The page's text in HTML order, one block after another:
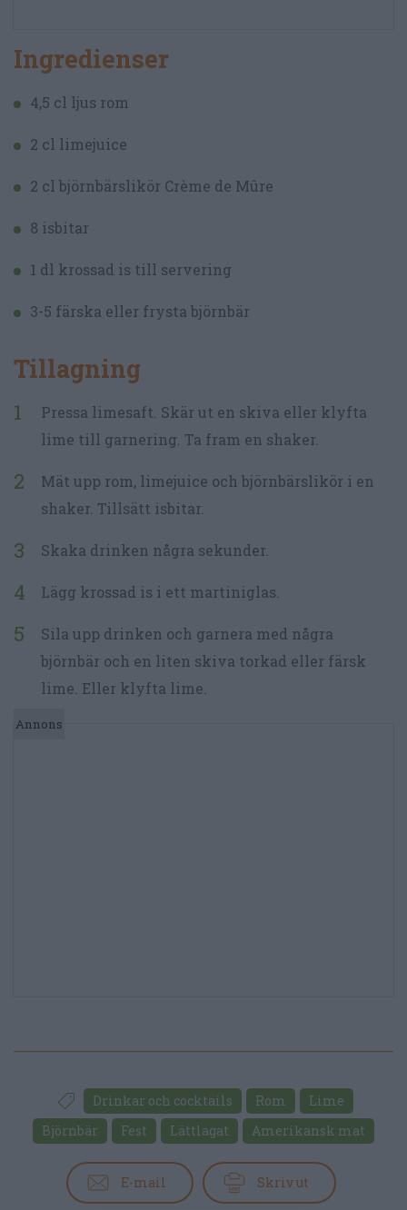
Ingredienser
4,5 cl ljus rom
2 cl limejuice
2 cl björnbärslikör Crème de Mûre
8 isbitar
1 dl krossad is till servering
3-5 färska eller frysta björnbär
Tillagning
Pressa limesaft. Skär ut en skiva eller klyfta
lime till garnering. Ta fram en shaker.
Mät upp rom, limejuice och björnbärslikör i en
shaker. Tillsätt isbitar.
Skaka drinken några sekunder.
Lägg krossad is i ett martiniglas.
Sila upp drinken och garnera med några
björnbär och en liten skiva torkad eller färsk
lime. Eller klyfta lime.
Drinkar och cocktails Rom
Lime
Björnbär
Fest Lättlagat Amerikansk mat
E-mail Skriv ut